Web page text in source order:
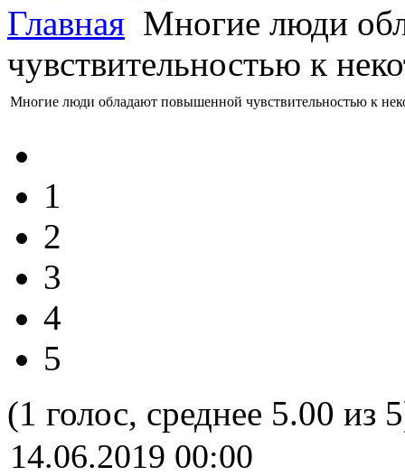
Главная Многие люди
чувствительностью к
Многие люди обладают повышенной чувствительностью к
1
2
3
4
5
(1 голос, среднее 5.00 из
14.06.2019 00:00